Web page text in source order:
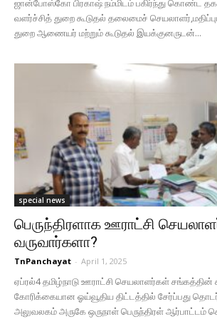
ஜான்போஸ்கோ பிரகாஷ் நம்மிடம் பகிர்ந்து கொண்ட
வளர்ச்சித் துறை கூடுதல் தலைமைச்
துறை ஆணையர் மற்றும் கூடுதல் இயக்குனருடன்...
special news
பெருந்திரளாக ஊராட்சி
வருவார்களா?
TnPanchayat - April 1, 2025
ஏப்ரல்4 தமிழ்நாடு ஊராட்சி செயலாளர்கள் சங்கத்தின்
கோரிக்கையான ஓய்வூதிய திட்டத்தில் சேர்ப்பது
அலுவலகம் அருகே ஒருநாள் பெருந்திரள் ஆர்பாட்டம்